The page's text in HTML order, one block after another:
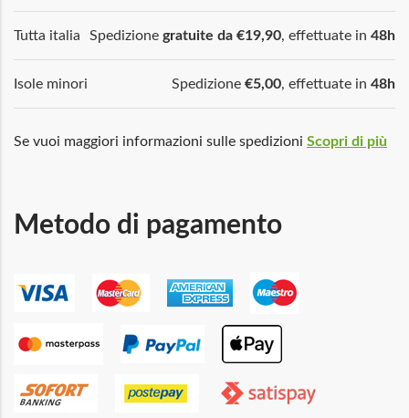
Tutta italia Spedizione gratuite da €19,90, effettuate in 48h
Isole minori Spedizione €5,00, effettuate in 48h
Se vuoi maggiori informazioni sulle spedizioni Scopri di più
Metodo di pagamento